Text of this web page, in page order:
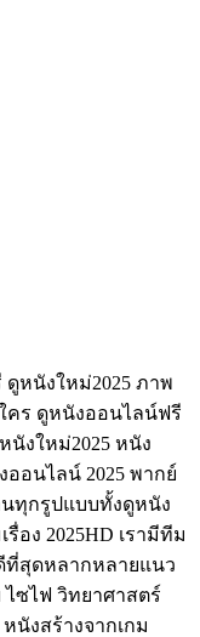
ดูหนังใหม่2025 ภาพ
คร ดูหนังออนไลน์ฟรี
นังใหม่2025 หนัง
ออนไลน์ 2025 พากย์
นทุกรูปแบบทั้งดูหนัง
อง 2025HD เรามีทีม
ที่สุดหลากหลายแนว
ซไฟ วิทยาศาสตร์
นังสร้างจากเกม